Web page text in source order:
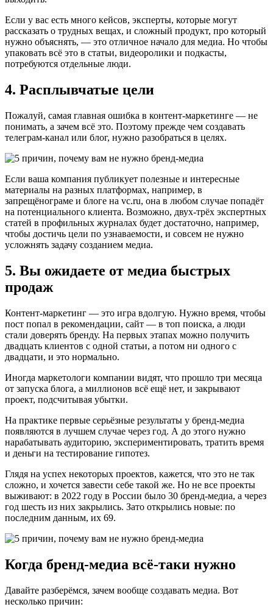
Если у вас есть много кейсов, эксперты, которые могут
рассказать о трудных вещах, и сложный продукт, про который
нужно объяснять, — это отличное начало для медиа. Но чтобы
упаковать всё это в статьи, видеоролики и подкасты,
потребуются отдельные люди.
4. Расплывчатые цели
Пожалуй, самая главная ошибка в контент-маркетинге — не
понимать, а зачем всё это. Поэтому прежде чем создавать
телеграм-канал или блог, нужно разобраться в целях.
Если ваша компания публикует полезные и интересные
материалы на разных платформах, например, в
запрещёнограме и блоге на vc.ru, она в любом случае попадёт
на потенциального клиента. Возможно, двух-трёх экспертных
статей в профильных журналах будет достаточно, например,
чтобы достичь цели по узнаваемости, и совсем не нужно
усложнять задачу созданием медиа.
5. Вы ожидаете от медиа быстрых
продаж
Контент-маркетинг — это игра вдолгую. Нужно время, чтобы
пост попал в рекомендации, сайт — в топ поиска, а люди
стали доверять бренду. На первых этапах можно получить
двадцать клиентов с одной статьи, а потом ни одного с
двадцати, и это нормально.
Иногда маркетологи компании видят, что прошло три месяца
от запуска блога, а миллионов всё ещё нет, и закрывают
проект, подсчитывая убытки.
На практике первые серьёзные результаты у бренд-медиа
появляются в лучшем случае через год. А до этого нужно
нарабатывать аудиторию, экспериментировать, тратить время
и деньги на тестирование гипотез.
Глядя на успех некоторых проектов, кажется, что это не так
сложно, и хочется завести себе такой же. Но не все проекты
выживают: в 2022 году в России было 30 бренд-медиа, а через
год шесть из них закрылись. Зато открылись новые: по
последним данным, их 69.
Когда бренд-медиа всё-таки нужно
Давайте разберёмся, зачем вообще создавать медиа. Вот
несколько причин: